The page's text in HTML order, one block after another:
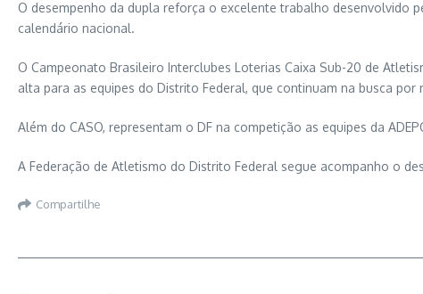
O desempenho da dupla reforça o excelente trabalho desenvolvido
calendário nacional.
O Campeonato Brasileiro Interclubes Loterias Caixa Sub-20 de
alta para as equipes do Distrito Federal, que continuam na busca
Além do CASO, representam o DF na competição as equipes da
A Federação de Atletismo do Distrito Federal segue acompanho o
Compartilhe